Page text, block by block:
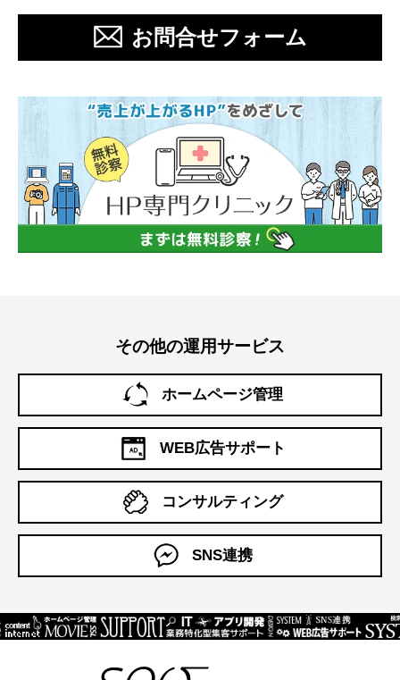
お問合せフォーム
その他の運用サービス
ホームページ管理
WEB広告サポート
コンサルティング
SNS連携